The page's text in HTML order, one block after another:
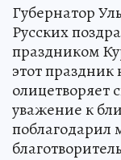
Губернатор
Русских
праздником
этот
олицетворяет
уважение к
поблагодарил